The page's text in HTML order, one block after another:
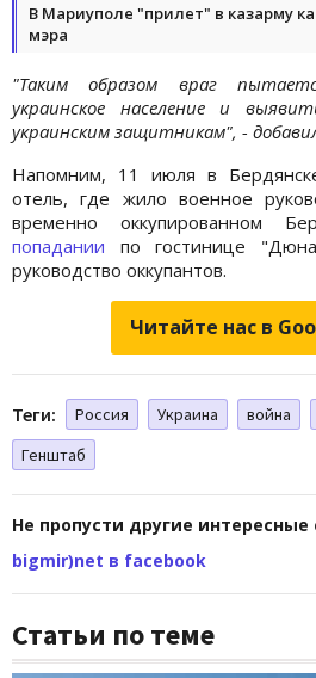
В Мариуполе "прилет" в казарму
мэра
"Таким образом враг
украинское население и
украинским защитникам", -
Напомним, 11 июля в
отель, где жило военное
временно оккупированном
попадании по гостинице
руководство оккупантов.
Читайте нас в
Теги: Россия Украина война
Генштаб
Не пропусти другие
bigmir)net в facebook
Статьи по теме